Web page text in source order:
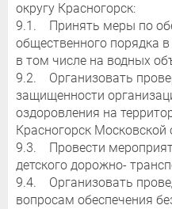
округу Красногорск:
9.1. Принять меры по
общественного порядка
в том числе на водных
9.2. Организовать
защищенности
оздоровления на
Красногорск Московской
9.3. Провести
детского дорожно-
9.4. Организовать
вопросам обеспечения